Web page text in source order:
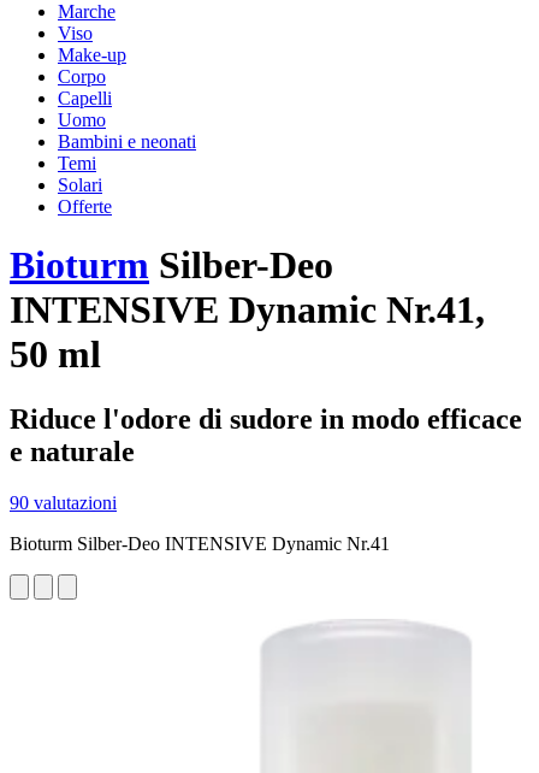
Marche
Viso
Make-up
Corpo
Capelli
Uomo
Bambini e neonati
Temi
Solari
Offerte
Bioturm Silber-Deo
INTENSIVE Dynamic Nr.41,
50 ml
Riduce l'odore di sudore in modo efficace
e naturale
90 valutazioni
Bioturm Silber-Deo INTENSIVE Dynamic Nr.41